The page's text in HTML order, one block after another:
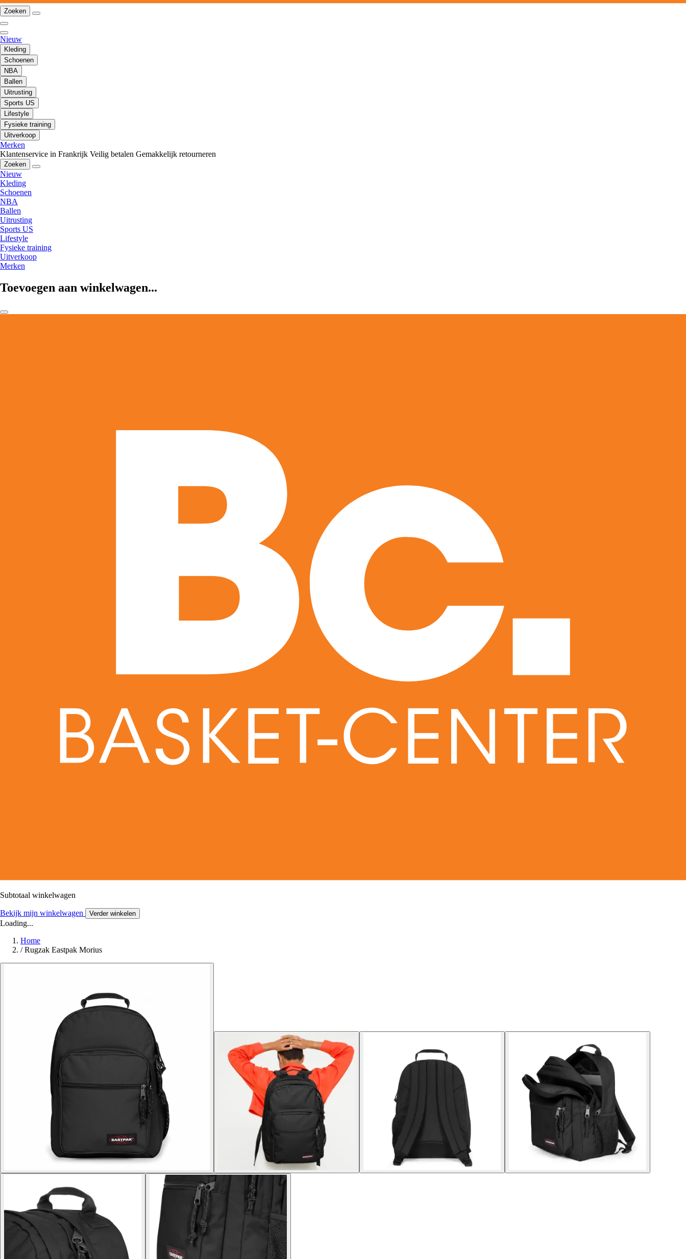
Zoeken
Nieuw
Kleding
Schoenen
NBA
Ballen
Uitrusting
Sports US
Lifestyle
Fysieke training
Uitverkoop
Merken
Klantenservice in Frankrijk Veilig betalen Gemakkelijk retourneren
Zoeken
Nieuw
Kleding
Schoenen
NBA
Ballen
Uitrusting
Sports US
Lifestyle
Fysieke training
Uitverkoop
Merken
Toevoegen aan winkelwagen...
Subtotaal winkelwagen
Bekijk mijn winkelwagen Verder winkelen
Loading...
Home
/ Rugzak Eastpak Morius